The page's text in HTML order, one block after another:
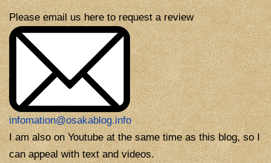
Please email us here to request a review
infomation@osakablog.info
I am also on Youtube at the same time as this blog, so I
can appeal with text and videos.